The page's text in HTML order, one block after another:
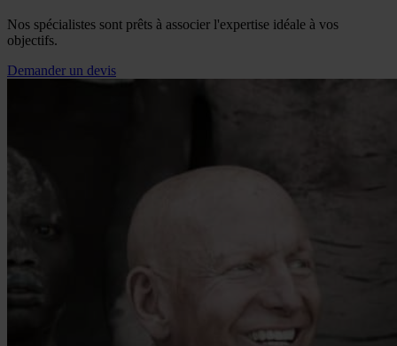
Nos spécialistes sont prêts à associer l'expertise idéale à vos
objectifs.
Demander un devis